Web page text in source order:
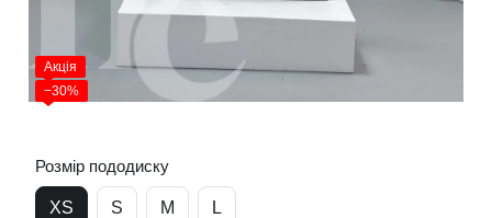
Акція
−30%
Розмір пододиску
XS S М L